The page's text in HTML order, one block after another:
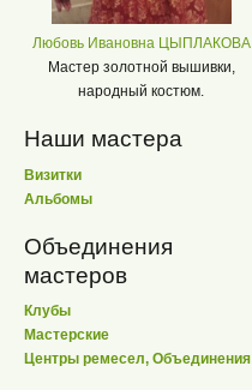
Любовь Ивановна ЦЫПЛАКОВА
Мастер золотной вышивки,
народный костюм.
Наши мастера
Визитки
Альбомы
Объединения
мастеров
Клубы
Мастерские
Центры ремесел, Объединения